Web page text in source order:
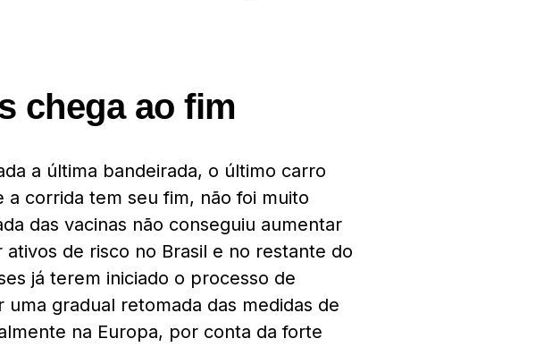
chega ao fim
a última bandeirada, o último carro
a corrida tem seu fim, não foi muito
das vacinas não conseguiu aumentar
de risco no Brasil e no restante do
já terem iniciado o processo de
gradual retomada das medidas de
na Europa, por conta da forte